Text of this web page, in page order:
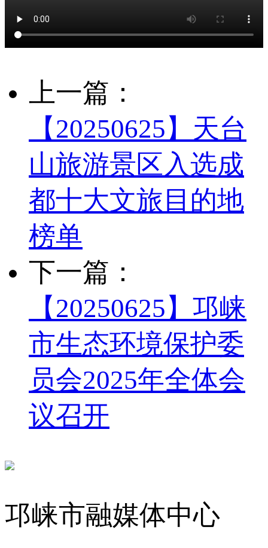
上一篇：
【20250625】天台
山旅游景区入选成
都十大文旅目的地
榜单
下一篇：
【20250625】邛崃
市生态环境保护委
员会2025年全体会
议召开
邛崃市融媒体中心